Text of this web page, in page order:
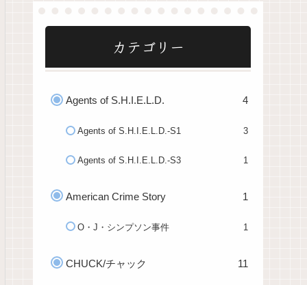
カテゴリー
Agents of S.H.I.E.L.D. 4
Agents of S.H.I.E.L.D.-S1 3
Agents of S.H.I.E.L.D.-S3 1
American Crime Story 1
O・J・シンプソン事件 1
CHUCK/チャック 11